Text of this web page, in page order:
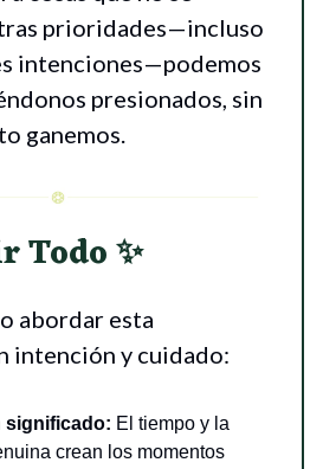
prioridades—incluso
intenciones—podemos
presionados, sin
ganemos.
Todo✨
abordar esta
intención y cuidado:
significado: El tiempo y la
crean los momentos